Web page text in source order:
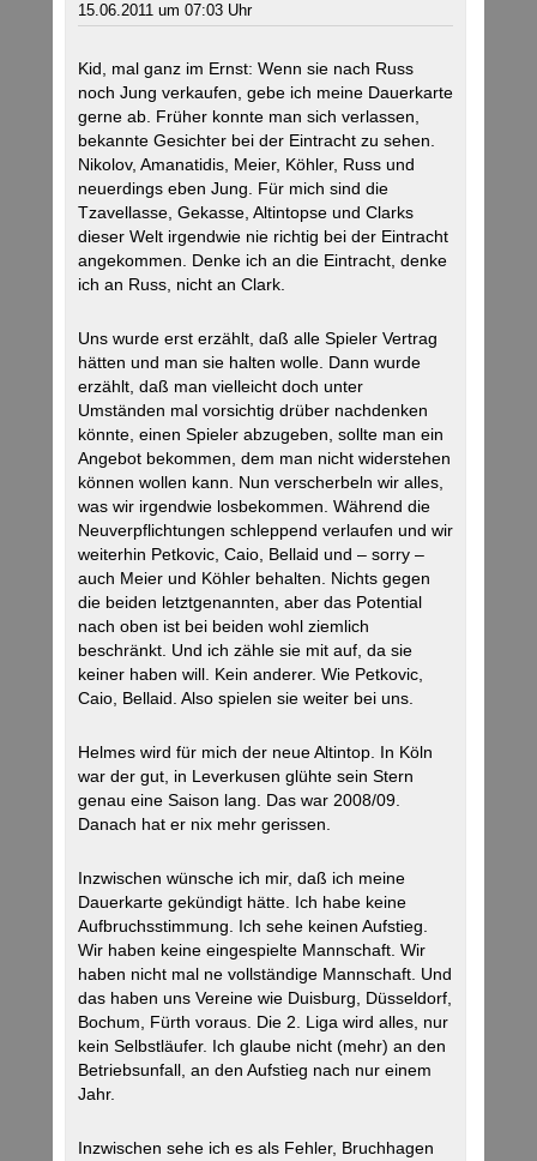
15.06.2011 um 07:03 Uhr
Kid, mal ganz im Ernst: Wenn sie nach Russ
noch Jung verkaufen, gebe ich meine Dauerkarte
gerne ab. Früher konnte man sich verlassen,
bekannte Gesichter bei der Eintracht zu sehen.
Nikolov, Amanatidis, Meier, Köhler, Russ und
neuerdings eben Jung. Für mich sind die
Tzavellasse, Gekasse, Altintopse und Clarks
dieser Welt irgendwie nie richtig bei der Eintracht
angekommen. Denke ich an die Eintracht, denke
ich an Russ, nicht an Clark.
Uns wurde erst erzählt, daß alle Spieler Vertrag
hätten und man sie halten wolle. Dann wurde
erzählt, daß man vielleicht doch unter
Umständen mal vorsichtig drüber nachdenken
könnte, einen Spieler abzugeben, sollte man ein
Angebot bekommen, dem man nicht widerstehen
können wollen kann. Nun verscherbeln wir alles,
was wir irgendwie losbekommen. Während die
Neuverpflichtungen schleppend verlaufen und wir
weiterhin Petkovic, Caio, Bellaid und – sorry –
auch Meier und Köhler behalten. Nichts gegen
die beiden letztgenannten, aber das Potential
nach oben ist bei beiden wohl ziemlich
beschränkt. Und ich zähle sie mit auf, da sie
keiner haben will. Kein anderer. Wie Petkovic,
Caio, Bellaid. Also spielen sie weiter bei uns.
Helmes wird für mich der neue Altintop. In Köln
war der gut, in Leverkusen glühte sein Stern
genau eine Saison lang. Das war 2008/09.
Danach hat er nix mehr gerissen.
Inzwischen wünsche ich mir, daß ich meine
Dauerkarte gekündigt hätte. Ich habe keine
Aufbruchsstimmung. Ich sehe keinen Aufstieg.
Wir haben keine eingespielte Mannschaft. Wir
haben nicht mal ne vollständige Mannschaft. Und
das haben uns Vereine wie Duisburg, Düsseldorf,
Bochum, Fürth voraus. Die 2. Liga wird alles, nur
kein Selbstläufer. Ich glaube nicht (mehr) an den
Betriebsunfall, an den Aufstieg nach nur einem
Jahr.
Inzwischen sehe ich es als Fehler, Bruchhagen